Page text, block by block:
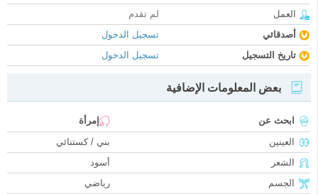
العمل
لم تقدم
أصدقائي
تسجيل الدخول
تاريخ التسجيل
تسجيل الدخول
بعض المعلومات الإضافية
ابحث عن
إمرأة
العينين
بني / كستنائي
الشعر
أسود
الجسم
رياضي